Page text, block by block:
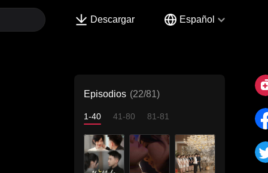
Descargar Español
Episodios (22/81)
1-40 41-80 81-81